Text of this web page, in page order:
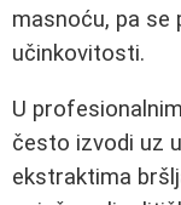
masnoću, pa se
učinkovitosti.
U
često izvodi uz
ekstraktima